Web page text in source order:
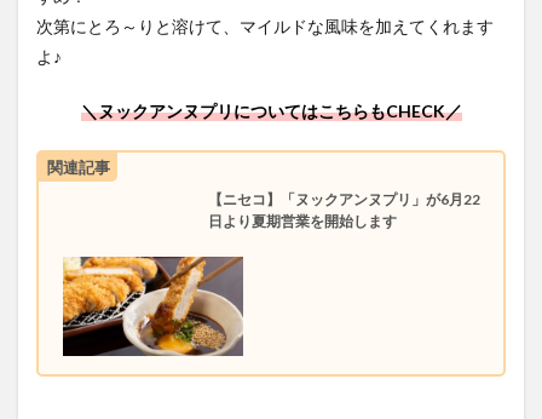
次第にとろ～りと溶けて、マイルドな風味を加えてくれます
よ♪
＼ヌックアンヌプリについてはこちらもCHECK／
関連記事
【ニセコ】「ヌックアンヌプリ」が6月22
日より夏期営業を開始します